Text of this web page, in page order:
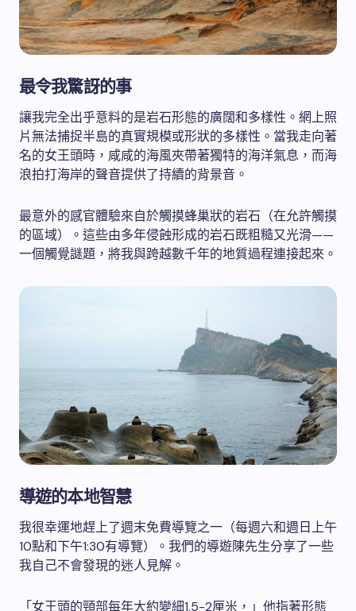
最令我驚訝的事
讓我完全出乎意料的是岩石形態的廣闊和多樣性。網上照
片無法捕捉半島的真實規模或形狀的多樣性。當我走向著
名的女王頭時，咸咸的海風夾帶著獨特的海洋氣息，而海
浪拍打海岸的聲音提供了持續的背景音。
最意外的感官體驗來自於觸摸蜂巢狀的岩石（在允許觸摸
的區域）。這些由多年侵蝕形成的岩石既粗糙又光滑——
一個觸覺謎題，將我與跨越數千年的地質過程連接起來。
導遊的本地智慧
我很幸運地趕上了週末免費導覽之一（每週六和週日上午
10點和下午1:30有導覽）。我們的導遊陳先生分享了一些
我自己不會發現的迷人見解。
「女王頭的頸部每年大約變細1.5-2厘米，」他指著形態